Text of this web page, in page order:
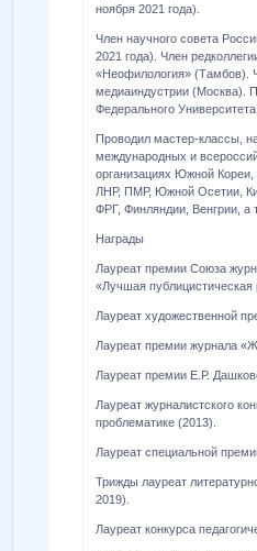
ноября 2021 года).
Член научного совета
2021 года). Член
«Неофилология» (Тамбов).
медиаиндустрии (Москва).
Федерального
Проводил мастер-классы,
международных и
организациях Южной
ЛНР, ПМР, Южной Осетии,
ФРГ, Финляндии, Венгрии, а
Награды
Лауреат премии Союза
«Лучшая
Лауреат художественной
Лауреат премии журнала
Лауреат премии Е.Р.
Лауреат журналистского
проблематике (2013).
Лауреат специальной
Трижды лауреат
2019).
Лауреат конкурса